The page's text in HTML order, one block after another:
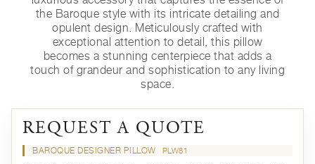
the Baroque style with its intricate detailing and
opulent design. Meticulously crafted with
exceptional attention to detail, this pillow
becomes a stunning centerpiece that adds a
touch of grandeur and sophistication to any living
space.
REQUEST A QUOTE
BAROQUE DESIGNER PILLOW PLW81